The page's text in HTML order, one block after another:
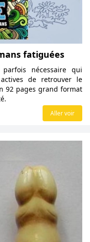
fatiguées
nécessaire qui
de retrouver le
92 pages grand format
Aller voir